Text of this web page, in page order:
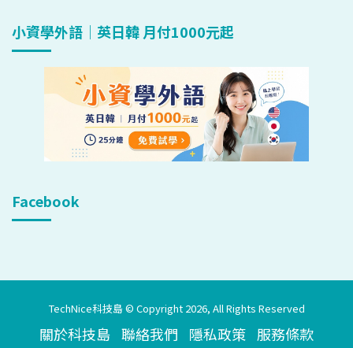
小資學外語｜英日韓 月付1000元起
Facebook
TechNice科技島 © Copyright 2026, All Rights Reserved
關於科技島 聯絡我們 隱私政策 服務條款